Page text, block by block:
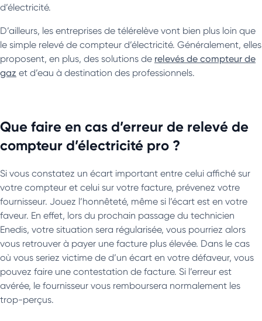
d’électricité.
D’ailleurs, les entreprises de télérelève vont bien plus loin que
le simple relevé de compteur d’électricité. Généralement, elles
proposent, en plus, des solutions de relevés de compteur de
gaz et d’eau à destination des professionnels.
Que faire en cas d’erreur de relevé de
compteur d’électricité pro ?
Si vous constatez un écart important entre celui affiché sur
votre compteur et celui sur votre facture, prévenez votre
fournisseur. Jouez l’honnêteté, même si l’écart est en votre
faveur. En effet, lors du prochain passage du technicien
Enedis, votre situation sera régularisée, vous pourriez alors
vous retrouver à payer une facture plus élevée. Dans le cas
où vous seriez victime de d’un écart en votre défaveur, vous
pouvez faire une contestation de facture. Si l’erreur est
avérée, le fournisseur vous remboursera normalement les
trop-perçus.